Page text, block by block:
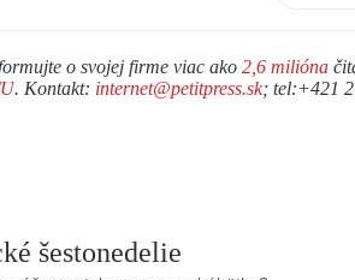
o svojej firme viac ako 2,6 milióna
. Kontakt: internet@petitpress.sk; tel:+421
šestonedelie